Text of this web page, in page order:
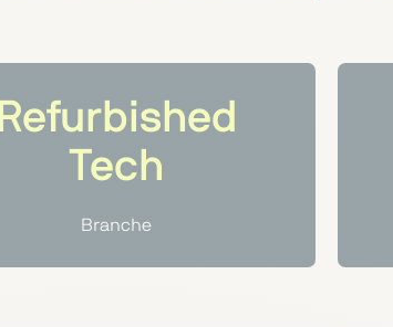
Refurbished
Tech
Branche